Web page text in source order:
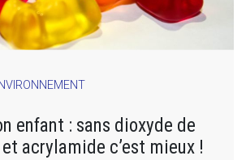
enfant : sans dioxyde de
acrylamide c’est mieux !